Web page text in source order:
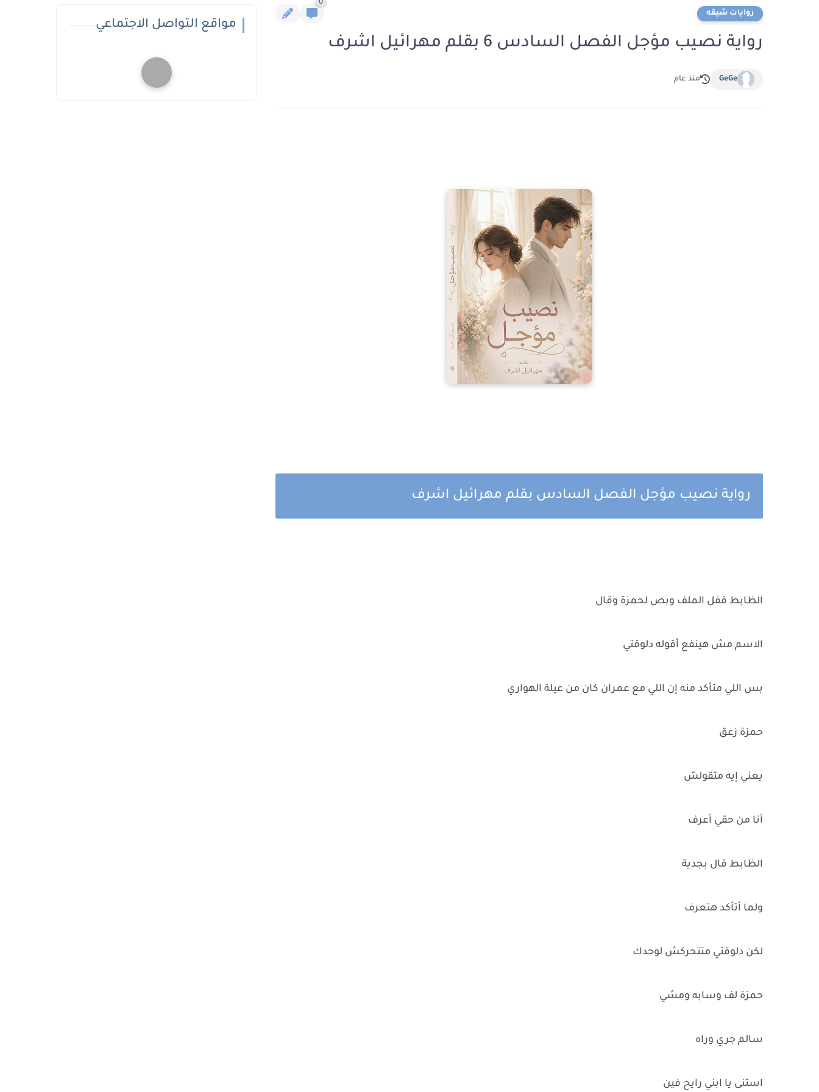
روايات شيقه
0
رواية نصيب مؤجل الفصل السادس 6 بقلم مهرائيل اشرف
GeGe منذ عام
رواية نصيب مؤجل الفصل السادس بقلم مهرائيل اشرف
الظابط قفل الملف وبص لحمزة وقال
الاسم مش هينفع أقوله دلوقتي
بس اللي متأكد منه إن اللي مع عمران كان من عيلة الهواري
حمزة زعق
يعني إيه متقولش
أنا من حقي أعرف
الظابط قال بجدية
ولما أتأكد هتعرف
لكن دلوقتي متتحركش لوحدك
حمزة لف وسابه ومشي
سالم جري وراه
استنى يا ابني رايح فين
مواقع التواصل الاجتماعي